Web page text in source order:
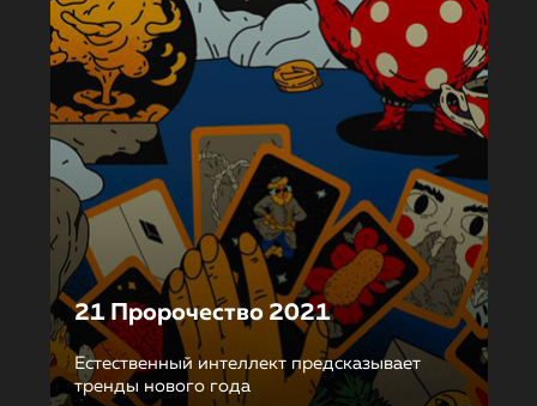
21 Пророчество 2021
Естественный интеллект предсказывает
тренды нового года